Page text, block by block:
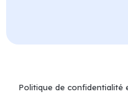
Politique de confidentialité